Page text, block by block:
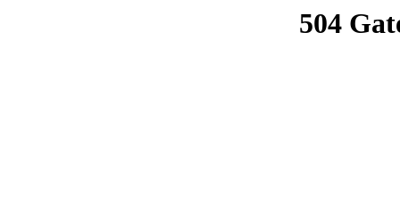
504